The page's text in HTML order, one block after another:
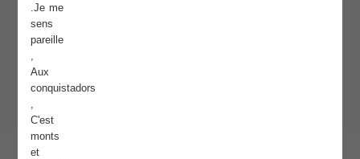
.Je me
sens
pareille
Aux
conquistadors
C'est
monts
et